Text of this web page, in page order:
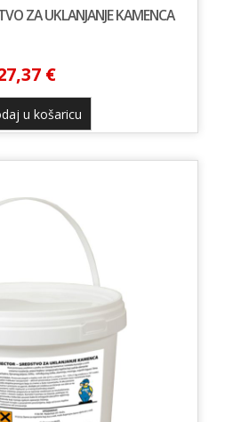
ZA UKLANJANJE KAMENCA
€
u košaricu